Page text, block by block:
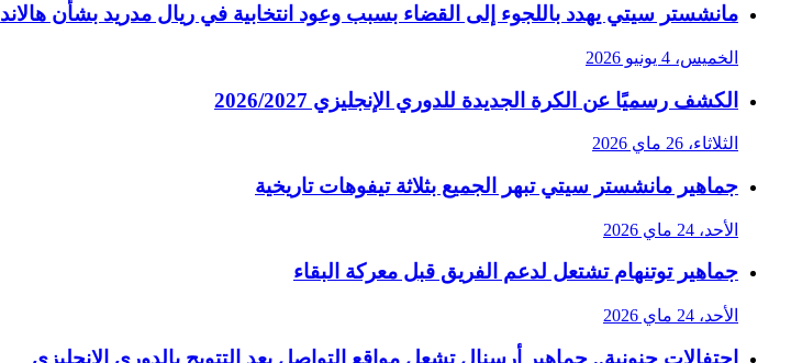
مانشستر سيتي يهدد باللجوء إلى القضاء بسبب وعود انتخابية في ريال مدريد بشأن هالاند
الخميس، 4 يونيو 2026
الكشف رسميًا عن الكرة الجديدة للدوري الإنجليزي 2026/2027
الثلاثاء، 26 ماي 2026
جماهير مانشستر سيتي تبهر الجميع بثلاثة تيفوهات تاريخية
الأحد، 24 ماي 2026
جماهير توتنهام تشتعل لدعم الفريق قبل معركة البقاء
الأحد، 24 ماي 2026
احتفالات جنونية.. جماهير أرسنال تشعل مواقع التواصل بعد التتويج بالدوري الإنجليزي